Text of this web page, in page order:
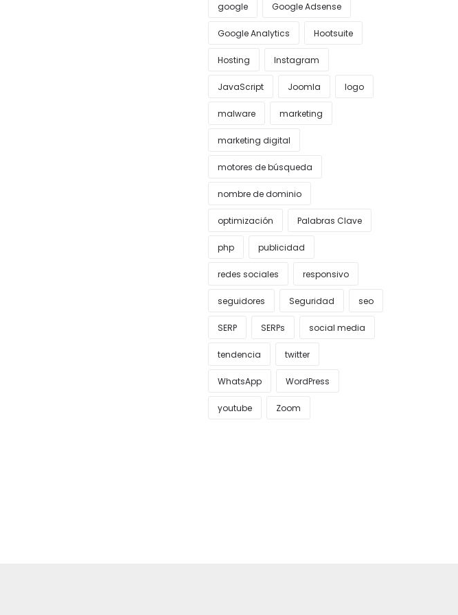
google Google Adsense
Google Analytics Hootsuite
Hosting Instagram
JavaScript Joomla logo
malware marketing
marketing digital
motores de búsqueda
nombre de dominio
optimización Palabras Clave
php publicidad
redes sociales responsivo
seguidores Seguridad seo
SERP SERPs social media
tendencia twitter
WhatsApp WordPress
youtube Zoom